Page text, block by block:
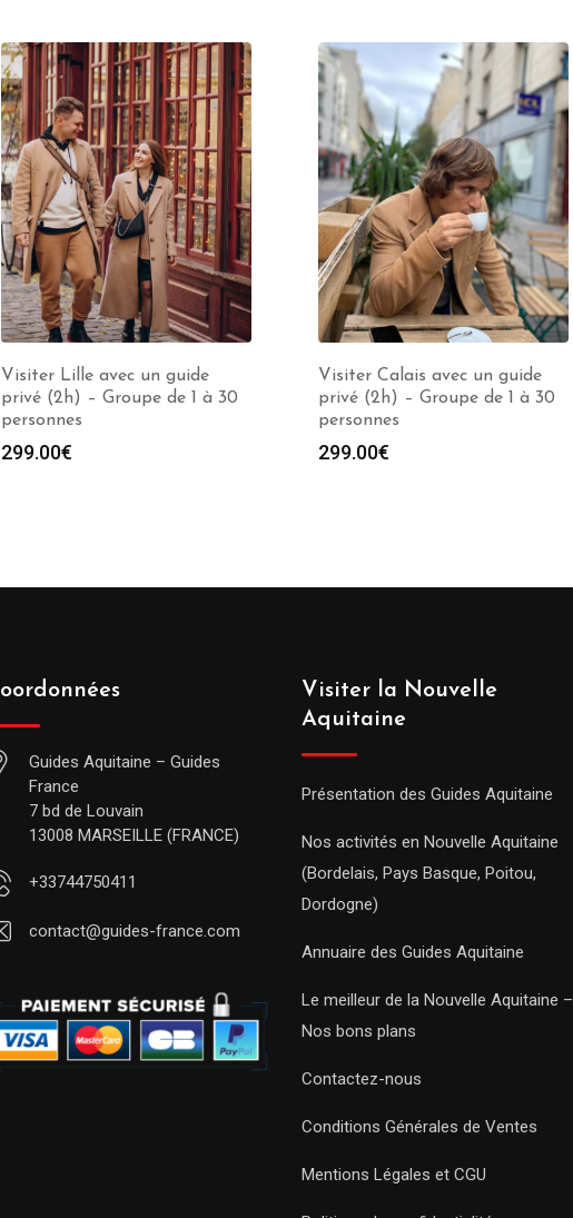
Visiter Lille avec un guide
privé (2h) – Groupe de 1 à 30
personnes
299.00€
Visiter Calais avec un guide
privé (2h) – Groupe de 1 à 30
personnes
299.00€
Guides Aquitaine – Guides
France
7 bd de Louvain
13008 MARSEILLE (FRANCE)
+33744750411
contact@guides-france.com
Visiter la Nouvelle
Aquitaine
Présentation des Guides Aquitaine
Nos activités en Nouvelle Aquitaine
(Bordelais, Pays Basque, Poitou,
Dordogne)
Annuaire des Guides Aquitaine
Le meilleur de la Nouvelle Aquitaine –
Nos bons plans
Contactez-nous
Conditions Générales de Ventes
Mentions Légales et CGU